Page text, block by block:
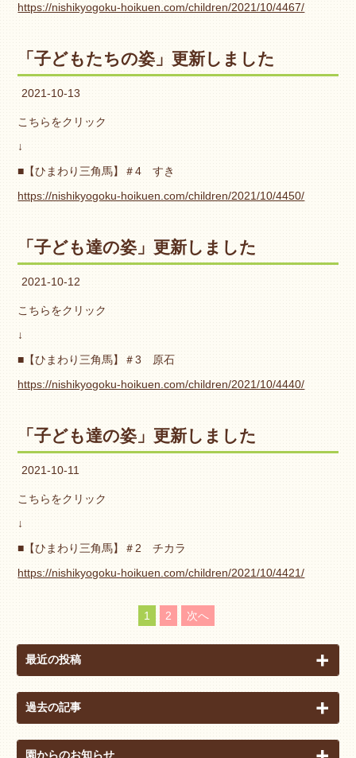
https://nishikyogoku-hoikuen.com/children/2021/10/4467/
「子どもたちの姿」更新しました
2021-10-13
こちらをクリック
↓
■【ひまわり三角馬】＃4 すき
https://nishikyogoku-hoikuen.com/children/2021/10/4450/
「子ども達の姿」更新しました
2021-10-12
こちらをクリック
↓
■【ひまわり三角馬】＃3 原石
https://nishikyogoku-hoikuen.com/children/2021/10/4440/
「子ども達の姿」更新しました
2021-10-11
こちらをクリック
↓
■【ひまわり三角馬】＃2 チカラ
https://nishikyogoku-hoikuen.com/children/2021/10/4421/
1 2 次へ
最近の投稿
過去の記事
園からのお知らせ